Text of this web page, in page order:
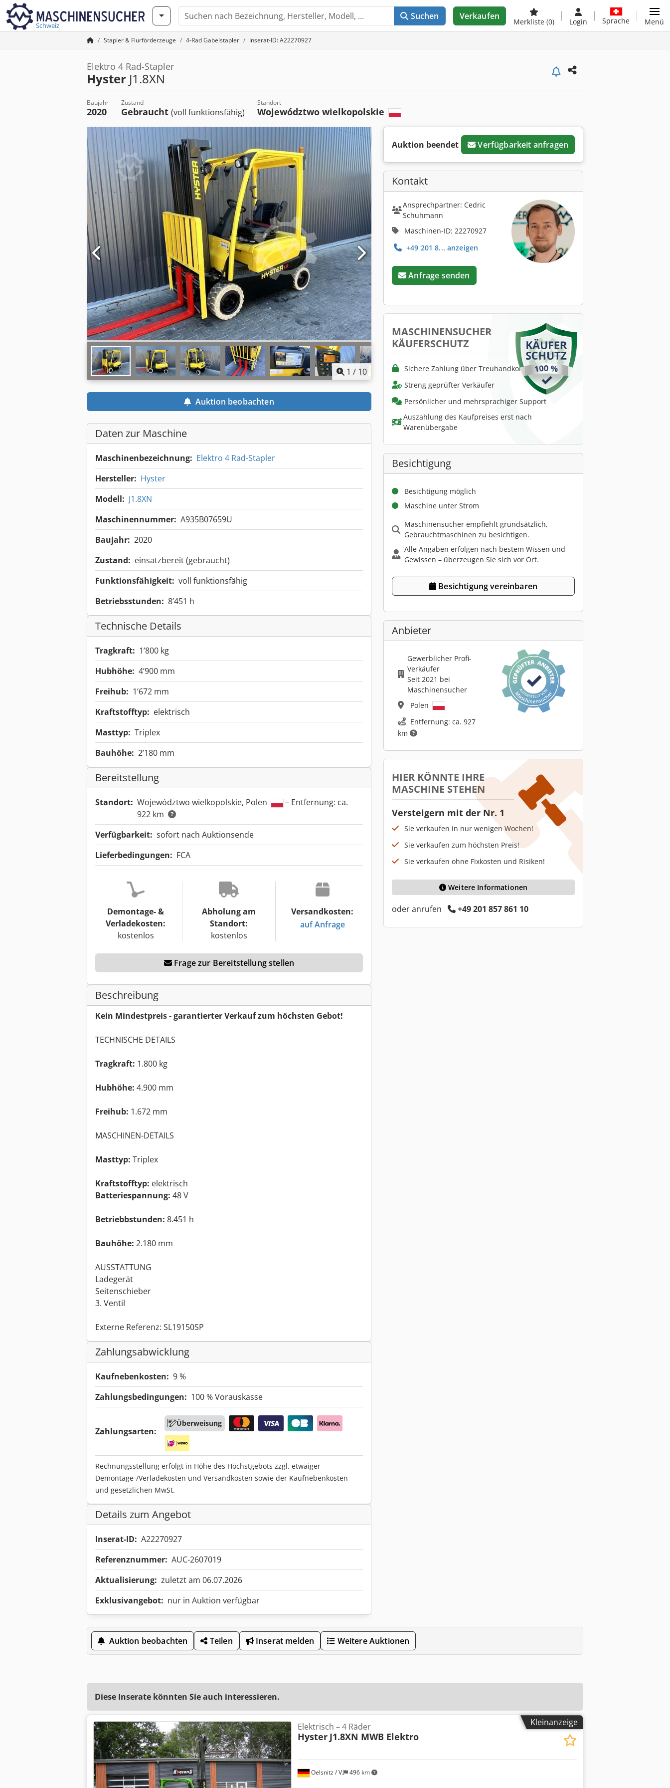
Schweiz
Suchen Verkaufen
Merkliste (0) Login Sprache Menü
Stapler & Flurförderzeuge 4-Rad Gabelstapler Inserat-ID: A22270927
Elektro 4 Rad-Stapler
Hyster J1.8XN
Baujahr
2020
Zustand
Gebraucht (voll funktionsfähig)
Standort
Województwo wielkopolskie
1 / 10
Auktion beobachten
Daten zur Maschine
Maschinenbezeichnung: Elektro 4 Rad-Stapler
Hersteller: Hyster
Modell: J1.8XN
Maschinennummer: A935B07659U
Baujahr: 2020
Zustand: einsatzbereit (gebraucht)
Funktionsfähigkeit: voll funktionsfähig
Betriebsstunden: 8’451 h
Technische Details
Tragkraft: 1’800 kg
Hubhöhe: 4’900 mm
Freihub: 1’672 mm
Kraftstofftyp: elektrisch
Masttyp: Triplex
Bauhöhe: 2’180 mm
Bereitstellung
Standort: Województwo wielkopolskie, Polen
– Entfernung: ca.
922 km
Verfügbarkeit: sofort nach Auktionsende
Lieferbedingungen: FCA
Demontage- &
Verladekosten:
kostenlos
Abholung am
Standort:
kostenlos
Versandkosten:
auf Anfrage
Frage zur Bereitstellung stellen
Beschreibung
Kein Mindestpreis - garantierter Verkauf zum höchsten Gebot!
TECHNISCHE DETAILS
Tragkraft: 1.800 kg
Hubhöhe: 4.900 mm
Freihub: 1.672 mm
MASCHINEN-DETAILS
Masttyp: Triplex
Kraftstofftyp: elektrisch
Batteriespannung: 48 V
Betriebbstunden: 8.451 h
Bauhöhe: 2.180 mm
AUSSTATTUNG
Ladegerät
Seitenschieber
3. Ventil
Externe Referenz: SL19150SP
Zahlungsabwicklung
Kaufnebenkosten: 9 %
Zahlungsbedingungen: 100 % Vorauskasse
Zahlungsarten:
Überweisung
Rechnungsstellung erfolgt in Höhe des Höchstgebots zzgl. etwaiger
Demontage-/Verladekosten und Versandkosten sowie der Kaufnebenkosten
und gesetzlichen MwSt.
Details zum Angebot
Inserat-ID: A22270927
Referenznummer: AUC-2607019
Aktualisierung: zuletzt am 06.07.2026
Exklusivangebot: nur in Auktion verfügbar
Auktion beendet Verfügbarkeit anfragen
Kontakt
Ansprechpartner: Cedric
Schuhmann
Maschinen-ID: 22270927
+49 201 8... anzeigen
Anfrage senden
MASCHINENSUCHER
KÄUFERSCHUTZ
Sichere Zahlung über Treuhandkonto
Streng geprüfter Verkäufer
Persönlicher und mehrsprachiger Support
Auszahlung des Kaufpreises erst nach
Warenübergabe
Besichtigung
Besichtigung möglich
Maschine unter Strom
Maschinensucher empfiehlt grundsätzlich,
Gebrauchtmaschinen zu besichtigen.
Alle Angaben erfolgen nach bestem Wissen und
Gewissen – überzeugen Sie sich vor Ort.
Besichtigung vereinbaren
Anbieter
Gewerblicher Profi-
Verkäufer
Seit 2021 bei
Maschinensucher
Polen
Entfernung: ca. 927
km
HIER KÖNNTE IHRE
MASCHINE STEHEN
Versteigern mit der Nr. 1
Sie verkaufen in nur wenigen Wochen!
Sie verkaufen zum höchsten Preis!
Sie verkaufen ohne Fixkosten und Risiken!
Weitere Informationen
oder anrufen +49 201 857 861 10
Auktion beobachten Teilen Inserat melden Weitere Auktionen
Diese Inserate könnten Sie auch interessieren.
Kleinanzeige
Oelsnitz / V. 496 km
Elektrisch – 4 Räder
Hyster J1.8XN MWB Elektro